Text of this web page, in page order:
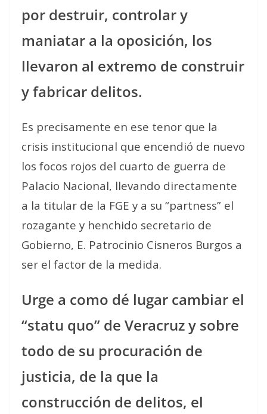
por destruir, controlar y
maniatar a la oposición, los
llevaron al extremo de construir
y fabricar delitos.
Es precisamente en ese tenor que la
crisis institucional que encendió de nuevo
los focos rojos del cuarto de guerra de
Palacio Nacional, llevando directamente
a la titular de la FGE y a su “partness” el
rozagante y henchido secretario de
Gobierno, E. Patrocinio Cisneros Burgos a
ser el factor de la medida.
Urge a como dé lugar cambiar el
“statu quo” de Veracruz y sobre
todo de su procuración de
justicia, de la que la
construcción de delitos, el